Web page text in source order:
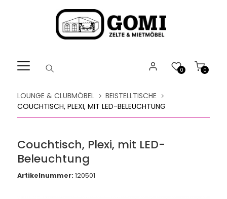
Barrierefreiheitsmenü
0
0
LOUNGE & CLUBMÖBEL
BEISTELLTISCHE
COUCHTISCH, PLEXI, MIT LED-BELEUCHTUNG
Couchtisch, Plexi, mit LED-
Beleuchtung
Artikelnummer: 120501